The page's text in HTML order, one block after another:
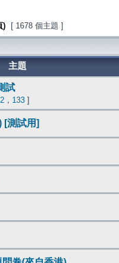
) [ 1678 個主題 ]
主題
試
， 133 ]
[測試用]